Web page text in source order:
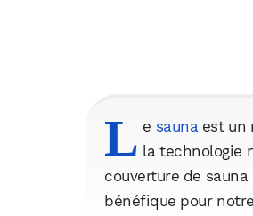
L e saunaest un
la technologie
couverture de
bénéfique pour